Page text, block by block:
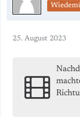
25. August 2023